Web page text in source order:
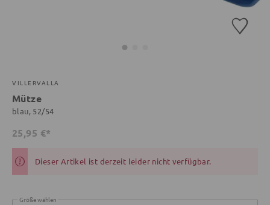
VILLERVALLA
Mütze
blau, 52/54
25,95 €*
Dieser Artikel ist derzeit leider nicht verfügbar.
Größe wählen